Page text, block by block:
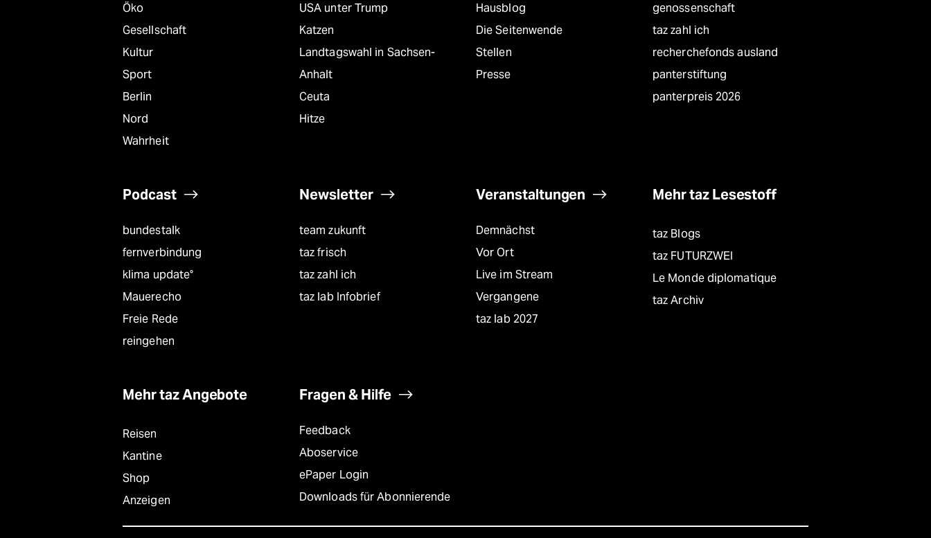
Öko
Gesellschaft
Kultur
Sport
Berlin
Nord
Wahrheit
USA unter Trump
Katzen
Landtagswahl in Sachsen-
Anhalt
Ceuta
Hitze
Hausblog
Die Seitenwende
Stellen
Presse
genossenschaft
taz zahl ich
recherchefonds ausland
panterstiftung
panterpreis 2026
Podcast
bundestalk
fernverbindung
klima update°
Mauerecho
Freie Rede
reingehen
Newsletter
team zukunft
taz frisch
taz zahl ich
taz lab Infobrief
Veranstaltungen
Demnächst
Vor Ort
Live im Stream
Vergangene
taz lab 2027
Mehr taz Lesestoff
taz Blogs
taz FUTURZWEI
Le Monde diplomatique
taz Archiv
Mehr taz Angebote
Reisen
Kantine
Shop
Anzeigen
Fragen & Hilfe
Feedback
Aboservice
ePaper Login
Downloads für Abonnierende